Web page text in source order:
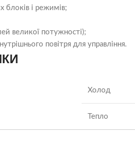
блоків і режимів;
великої потужності);
повітря для управління.
Холод
Тепло